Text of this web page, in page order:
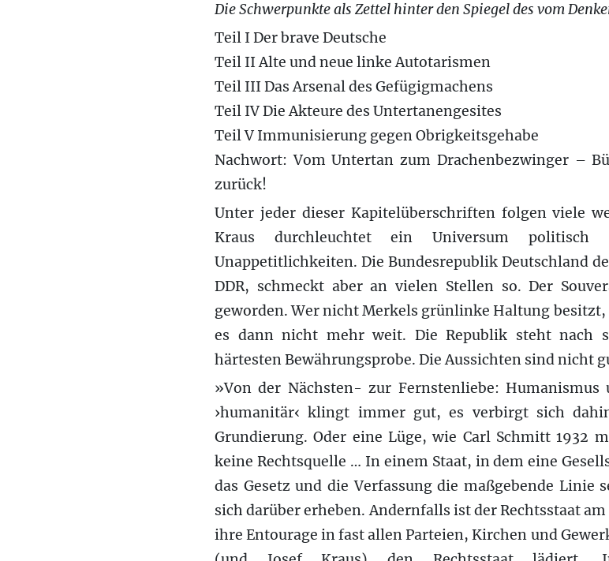
Die Schwerpunkte als Zettel hinter den Spiegel des vom
Teil I Der brave Deutsche
Teil II Alte und neue linke Autotarismen
Teil III Das Arsenal des Gefügigmachens
Teil IV Die Akteure des Untertanengesites
Teil V Immunisierung gegen Obrigkeitsgehabe
Nachwort: Vom Untertan zum Drachenbezwinger –
zurück!
Unter jeder dieser Kapitelüberschriften folgen viele
Kraus durchleuchtet ein Universum politisch
Unappetitlichkeiten. Die Bundesrepublik Deutschland
DDR, schmeckt aber an vielen Stellen so. Der
geworden. Wer nicht Merkels grünlinke Haltung
es dann nicht mehr weit. Die Republik steht nach
härtesten Bewährungsprobe. Die Aussichten sind nicht
»Von der Nächsten- zur Fernstenliebe:
›humanitär‹ klingt immer gut, es verbirgt sich
Grundierung. Oder eine Lüge, wie Carl Schmitt 1932
keine Rechtsquelle … In einem Staat, in dem eine
das Gesetz und die Verfassung die maßgebende Linie
sich darüber erheben. Andernfalls ist der Rechtsstaat
ihre Entourage in fast allen Parteien, Kirchen und